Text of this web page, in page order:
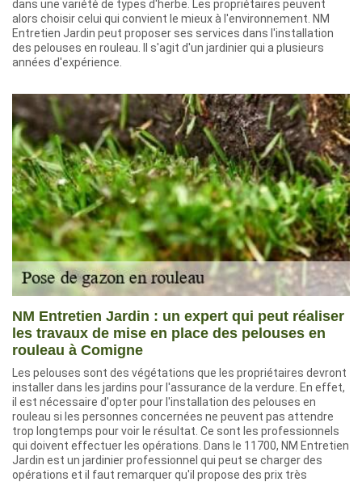
dans une variété de types d'herbe. Les propriétaires peuvent
alors choisir celui qui convient le mieux à l'environnement. NM
Entretien Jardin peut proposer ses services dans l'installation
des pelouses en rouleau. Il s'agit d'un jardinier qui a plusieurs
années d'expérience.
NM Entretien Jardin : un expert qui peut réaliser
les travaux de mise en place des pelouses en
rouleau à Comigne
Les pelouses sont des végétations que les propriétaires devront
installer dans les jardins pour l'assurance de la verdure. En effet,
il est nécessaire d'opter pour l'installation des pelouses en
rouleau si les personnes concernées ne peuvent pas attendre
trop longtemps pour voir le résultat. Ce sont les professionnels
qui doivent effectuer les opérations. Dans le 11700, NM Entretien
Jardin est un jardinier professionnel qui peut se charger des
opérations et il faut remarquer qu'il propose des prix très